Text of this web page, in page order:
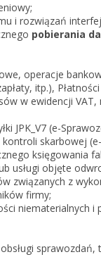
i rozwiązań
pobierania
operacje
itp.),
w ewidencji
JPK_V7 (e-
skarbowej
księgowania
usługi objęte
związanych z
firmy;
niematerialnych i
sprawozdań,